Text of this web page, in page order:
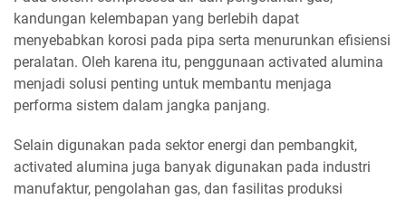
kandungan kelembapan yang berlebih dapat
menyebabkan korosi pada pipa serta menurunkan efisiensi
peralatan. Oleh karena itu, penggunaan activated alumina
menjadi solusi penting untuk membantu menjaga
performa sistem dalam jangka panjang.
Selain digunakan pada sektor energi dan pembangkit,
activated alumina juga banyak digunakan pada industri
manufaktur, pengolahan gas, dan fasilitas produksi